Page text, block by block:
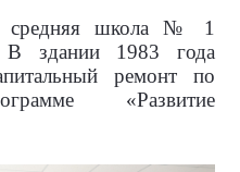
средняя школа № 1
В здании 1983 года
ремонт по
«Развитие